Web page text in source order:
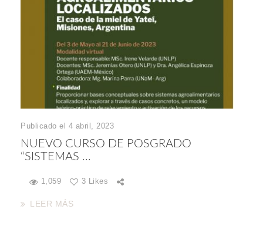
Publicado el 4 abril, 2023
NUEVO CURSO DE POSGRADO
“SISTEMAS ...
1,059 3 Likes
LEER MÁS